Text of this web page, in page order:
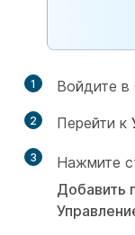
1 Войдите в
2 Перейти к
3 Нажмите
Добавить